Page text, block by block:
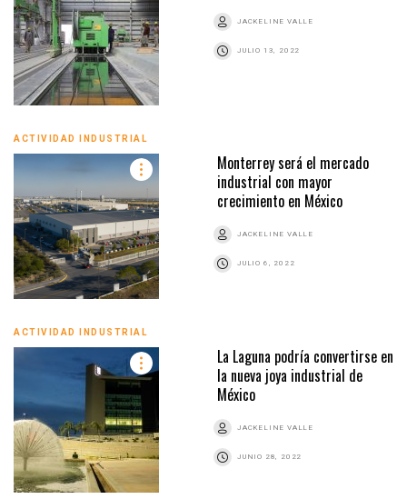
JACKELINE VALLE
JULIO 13, 2022
ACTIVIDAD INDUSTRIAL
Monterrey será el mercado
industrial con mayor
crecimiento en México
JACKELINE VALLE
JULIO 6, 2022
ACTIVIDAD INDUSTRIAL
La Laguna podría convertirse en
la nueva joya industrial de
México
JACKELINE VALLE
JUNIO 28, 2022